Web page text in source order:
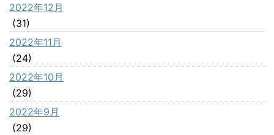
2022年12月
(31)
2022年11月
(24)
2022年10月
(29)
2022年9月
(29)